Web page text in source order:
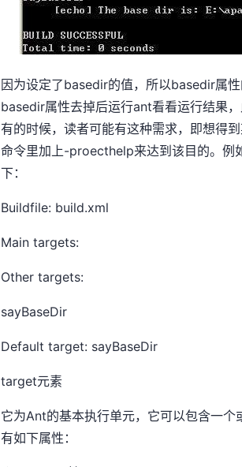
因为设定了basedir的值，所以basedir属
basedir属性去掉后运行ant看看运行结果
有的时候，读者可能有这种需求，即想得
命令里加上-proecthelp来达到该目的。例
下：
Buildfile: build.xml
Main targets:
Other targets:
sayBaseDir
Default target: sayBaseDir
target元素
它为Ant的基本执行单元，它可以包含一
有如下属性：